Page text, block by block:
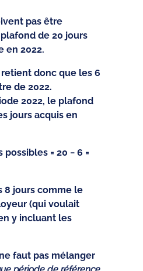
pas être
de 20 jours
en 2022.
retient donc que les 6
de 2022.
2022, le plafond
jours acquis en
= 20 − 6 =
8 jours comme le
(qui voulait
y incluant les
faut pas mélanger